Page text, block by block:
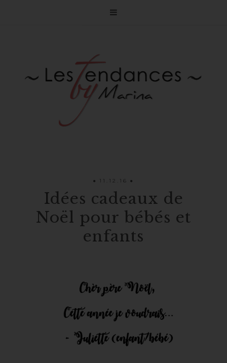

11.12.16
Idées cadeaux de
Noël pour bébés et
enfants